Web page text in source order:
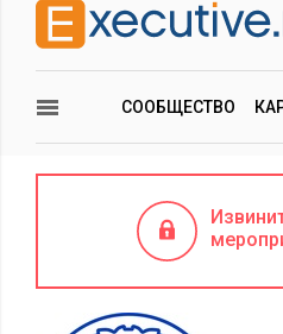
СООБЩЕСТВО